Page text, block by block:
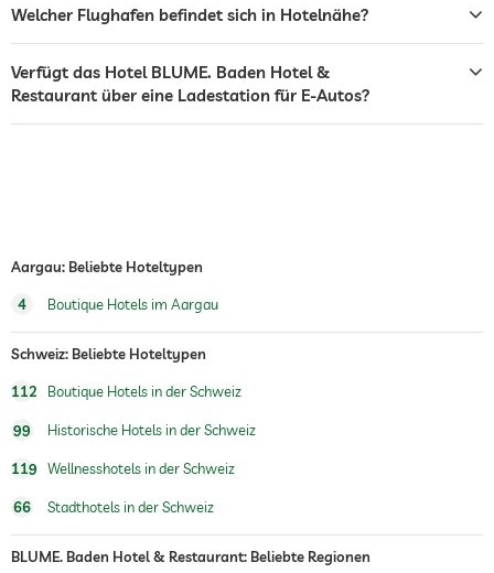
Sauna
Sauna im Innenbereich
Ruheraum
Zimmerdekoration auf
Anfrage
Sekt
Rosenblüten
Angebot romantischer
Arrangements
Candlelight Dinner
Weingut mit eigener
Welcher Flughafen befindet sich in Hotelnähe?
Verfügt das Hotel BLUME. Baden Hotel &
Restaurant über eine Ladestation für E-Autos?
Aargau: Beliebte Hoteltypen
4 Boutique Hotels im Aargau
Schweiz: Beliebte Hoteltypen
112 Boutique Hotels in der Schweiz
99 Historische Hotels in der Schweiz
119 Wellnesshotels in der Schweiz
66 Stadthotels in der Schweiz
BLUME. Baden Hotel & Restaurant: Beliebte Regionen